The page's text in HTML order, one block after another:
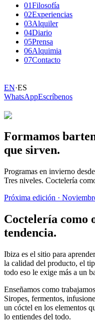
01Filosofía
02Experiencias
03Alquiler
04Diario
05Prensa
06Alquimia
07Contacto
EN·ES
WhatsAppEscríbenos
Formamos
que sirven.
Programas en invierno
Tres niveles. Coctelería
Próxima edición ·
Coctelería como
tendencia.
Ibiza es el sitio para
la calidad del producto, el
todo eso le exige más a un
Enseñamos como
Siropes, fermentos,
un cóctel en los elementos
lo entiendes del todo.